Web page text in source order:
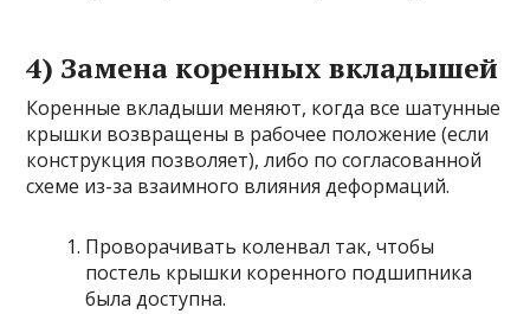
4) Замена коренных вкладышей
Коренные вкладыши меняют, когда все шатунные
крышки возвращены в рабочее положение (если
конструкция позволяет), либо по согласованной
схеме из-за взаимного влияния деформаций.
Проворачивать коленвал так, чтобы
постель крышки коренного подшипника
была доступна.